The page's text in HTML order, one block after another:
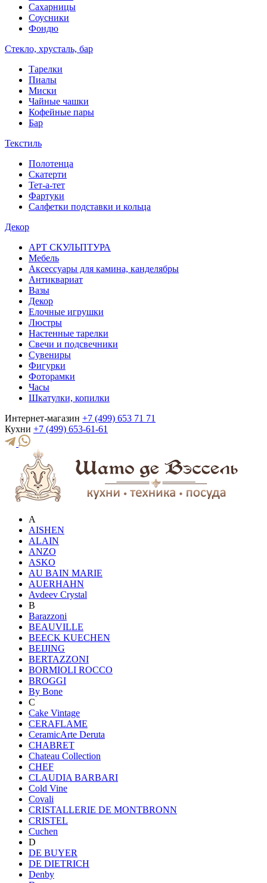
Сахарницы
Соусники
Фондю
Стекло, хрусталь, бар
Тарелки
Пиалы
Миски
Чайные чашки
Кофейные пары
Бар
Текстиль
Полотенца
Скатерти
Тет-а-тет
Фартуки
Салфетки подставки и кольца
Декор
АРТ СКУЛЬПТУРА
Мебель
Аксессуары для камина, канделябры
Антиквариат
Вазы
Декор
Елочные игрушки
Люстры
Настенные тарелки
Свечи и подсвечники
Сувениры
Фигурки
Фоторамки
Часы
Шкатулки, копилки
Интернет-магазин +7 (499) 653 71 71
Кухни +7 (499) 653-61-61
A
AISHEN
ALAIN
ANZO
ASKO
AU BAIN MARIE
AUERHAHN
Avdeev Crystal
B
Barazzoni
BEAUVILLE
BEECK KUECHEN
BEIJING
BERTAZZONI
BORMIOLI ROCCO
BROGGI
By Bone
C
Cake Vintage
CERAFLAME
CeramicArte Deruta
CHABRET
Chateau Collection
CHEF
CLAUDIA BARBARI
Cold Vine
Covali
CRISTALLERIE DE MONTBRONN
CRISTEL
Cuchen
D
DE BUYER
DE DIETRICH
Denby